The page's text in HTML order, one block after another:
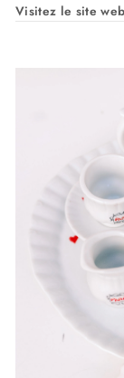
Visitez le site